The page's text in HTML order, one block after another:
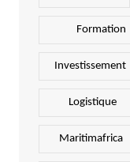
Formation
Investissement
Logistique
Maritimafrica